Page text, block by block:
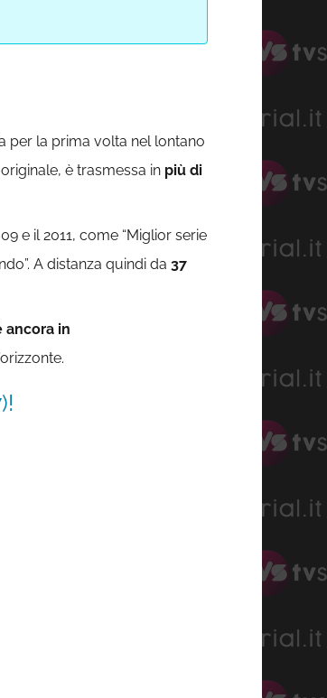
per la prima volta nel lontano
è trasmessa in più di
e il 2011, come “Miglior serie
A distanza quindi da 37
ancora in